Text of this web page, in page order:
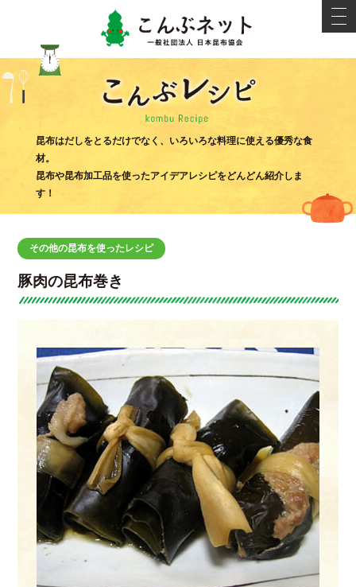
こんぶ
こんぶ
昆布はだしをとるだけでなく、いろいろな料理に使える優秀な食
材。
昆布や昆布加工品を使ったアイデアレシピをどんどん紹介しま
す！
その他の昆布を使ったレシピ
豚肉の昆布巻き
t
o
g
n